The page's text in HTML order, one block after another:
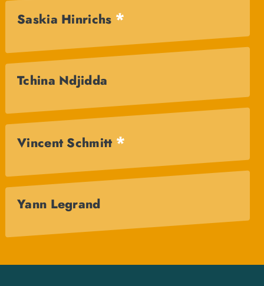
Saskia Hinrichs *
Tchina Ndjidda
Vincent Schmitt *
Yann Legrand